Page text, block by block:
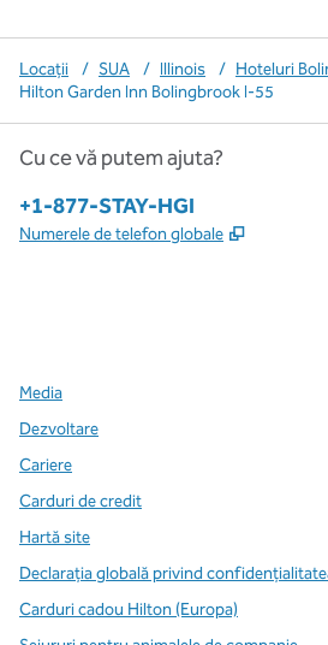
Locații / SUA / Illinois / Hoteluri
Hilton Garden Inn Bolingbrook I-55
Cu ce vă putem ajuta?
Telefon:
+1-877-STAY-HGI
Numerele de telefon globale ,
Media
Dezvoltare
Cariere
Carduri de credit
Hartă site
Declarația globală privind
Carduri cadou Hilton (Europa)